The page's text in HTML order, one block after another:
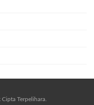
Terpelihara.